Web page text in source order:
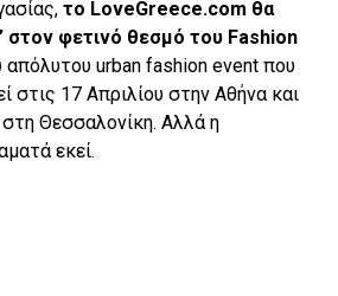
το LoveGreece.com θα
στον φετινό θεσμό του Fashion
απόλυτου urban fashion event που
στις 17 Απριλίου στην Αθήνα και
Θεσσαλονίκη. Αλλά η
εκεί.